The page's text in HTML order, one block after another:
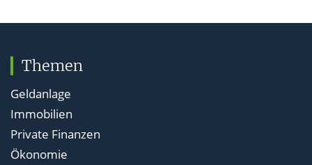
Themen
Geldanlage
Immobilien
Private Finanzen
Ökonomie